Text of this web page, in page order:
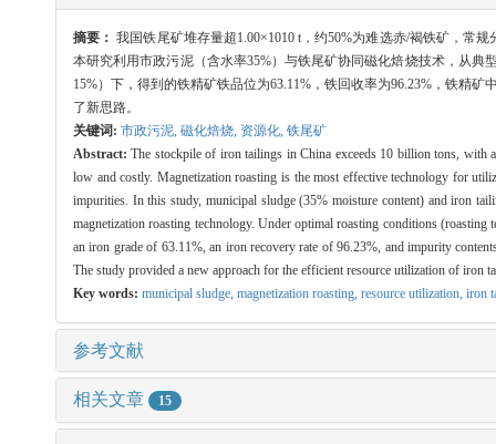
摘要：我国铁尾矿堆存量超1.00×1010 t，约50%为难选赤/褐铁矿，常
本研究利用市政污泥（含水率35%）与铁尾矿协同磁化焙烧技术，从
15%）下，得到的铁精矿铁品位为63.11%，铁回收率为96.23%，铁精
了新思路。
关键词: 市政污泥, 磁化焙烧, 资源化, 铁尾矿
Abstract:The stockpile of iron tailings in China exceeds 10 billion tons, with
low and costly. Magnetization roasting is the most effective technology for
impurities. In this study, municipal sludge (35% moisture content) and iron
magnetization roasting technology. Under optimal roasting conditions
an iron grade of 63.11%, an iron recovery rate of 96.23%, and impurity
The study provided a new approach for the efficient resource utilization of iron
Key words: municipal sludge, magnetization roasting, resource utilization, iron
参考文献
相关文章 15